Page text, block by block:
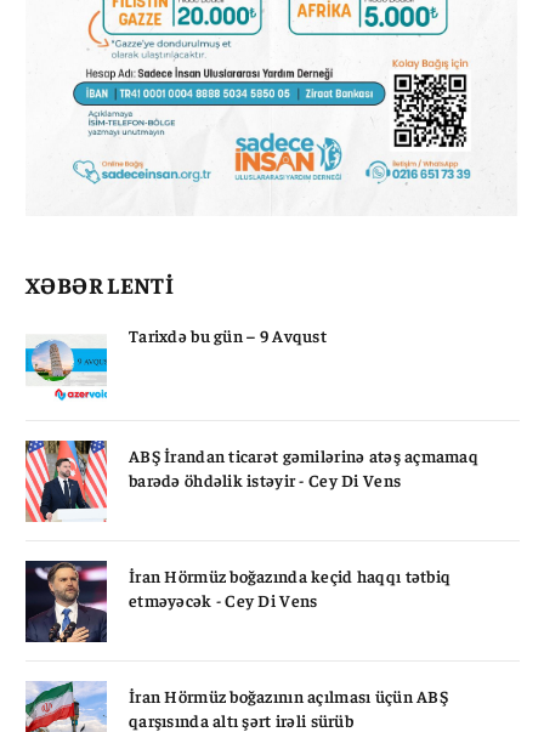
XƏBƏR LENTİ
Tarixdə bu gün – 9 Avqust
ABŞ İrandan ticarət gəmilərinə atəş açmamaq
barədə öhdəlik istəyir - Cey Di Vens
İran Hörmüz boğazında keçid haqqı tətbiq
etməyəcək - Cey Di Vens
İran Hörmüz boğazının açılması üçün ABŞ
qarşısında altı şərt irəli sürüb